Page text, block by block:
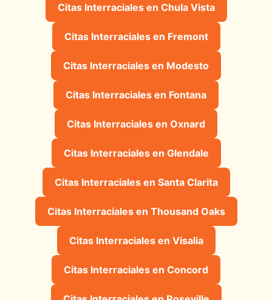
Citas Interraciales en Chula Vista
Citas Interraciales en Fremont
Citas Interraciales en Modesto
Citas Interraciales en Fontana
Citas Interraciales en Oxnard
Citas Interraciales en Glendale
Citas Interraciales en Santa Clarita
Citas Interraciales en Thousand Oaks
Citas Interraciales en Visalia
Citas Interraciales en Concord